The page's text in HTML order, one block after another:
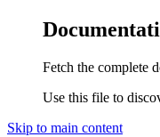
Fetch the complete
Use this file to
Skip to main content